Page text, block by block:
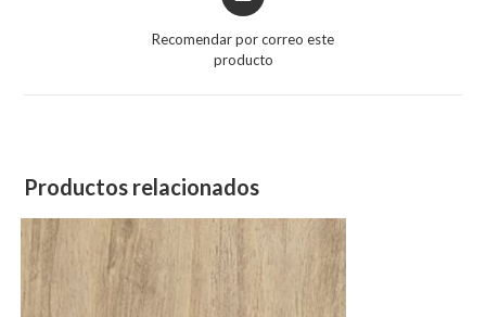
in
new
Recomendar por correo este
producto
Productos relacionados